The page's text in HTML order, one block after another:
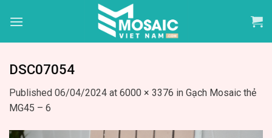
DSC07054
Published 06/04/2024 at 6000 × 3376 in Gạch Mosaic thẻ
MG45 – 6